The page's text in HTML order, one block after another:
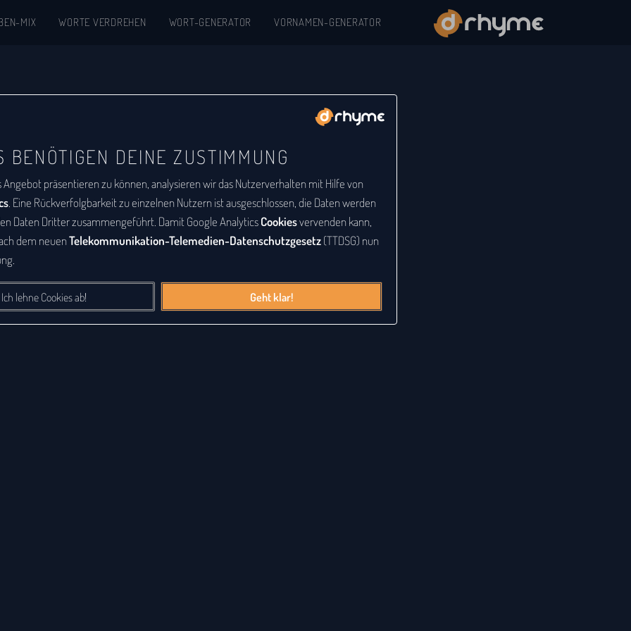
BENÖTIGEN DEINE ZUSTIMMUNG
Angebot präsentieren zu können, analysieren wir das Nutzerverhalten mit Hilfe von
. Eine Rückverfolgbarkeit zu einzelnen Nutzern ist ausgeschlossen, die Daten werden
Daten Dritter zusammengeführt. Damit Google AnalyticsCookiesvervenden kann,
dem neuenTelekommunikation-Telemedien-Datenschutzgesetz(TTDSG) nun
Ich lehne Cookies ab! Geht klar!
MIX WORTE VERDREHEN WORT-GENERATOR VORNAMEN-GENERATOR
Auflistung aller Wörter, zu denen
ist eine Buchstabenfolge, die durch
Buchstabenfolge entstanden ist. Das
sein. Bei diesem Lexikon hingegen geht
die durch Vertauschung der
sind.